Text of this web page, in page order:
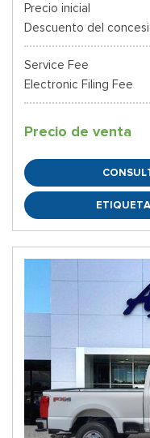
Precio inicial
Descuento del
Service Fee
Electronic Filing Fee
Precio de venta